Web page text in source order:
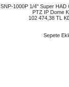
SNP-1000P 1/4'' Super HAD
PTZ IP Dome
102 474,38 TL
Sepete